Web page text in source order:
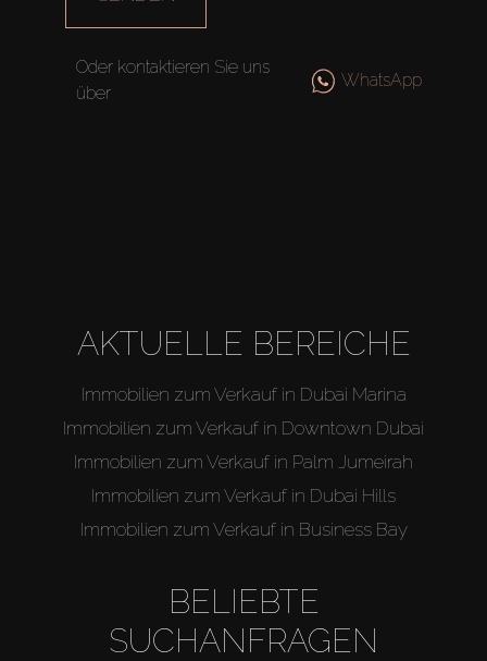
Verkaufen
Off-Plan
Oder kontaktieren Sie uns
über
WhatsApp
AKTUELLE BEREICHE
Immobilien zum Verkauf in Dubai Marina
Immobilien zum Verkauf in Downtown Dubai
Immobilien zum Verkauf in Palm Jumeirah
Immobilien zum Verkauf in Dubai Hills
Immobilien zum Verkauf in Business Bay
BELIEBTE
SUCHANFRAGEN